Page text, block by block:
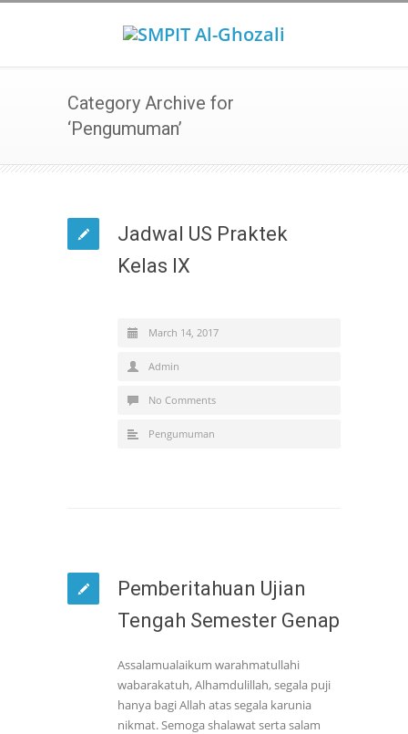
Category Archive for
‘Pengumuman’
Jadwal US Praktek
Kelas IX
March 14, 2017
Admin
No Comments
Pengumuman
Pemberitahuan Ujian
Tengah Semester Genap
Assalamualaikum warahmatullahi
wabarakatuh, Alhamdulillah, segala puji
hanya bagi Allah atas segala karunia
nikmat. Semoga shalawat serta salam